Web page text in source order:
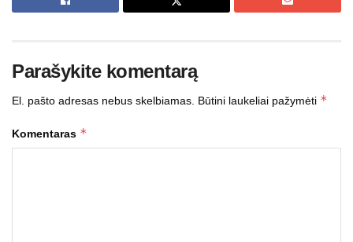
Parašykite komentarą
El. pašto adresas nebus skelbiamas. Būtini laukeliai pažymėti *
Komentaras *